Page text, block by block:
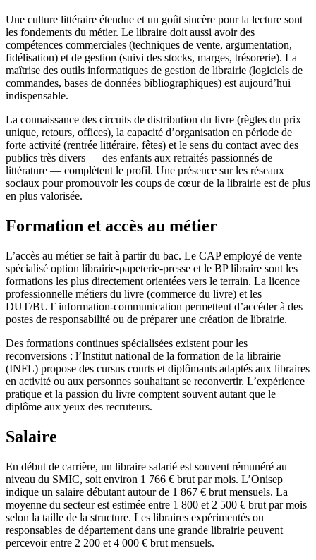
Une culture littéraire étendue et un goût sincère pour la lecture sont
les fondements du métier. Le libraire doit aussi avoir des
compétences commerciales (techniques de vente, argumentation,
fidélisation) et de gestion (suivi des stocks, marges, trésorerie). La
maîtrise des outils informatiques de gestion de librairie (logiciels de
commandes, bases de données bibliographiques) est aujourd’hui
indispensable.
La connaissance des circuits de distribution du livre (règles du prix
unique, retours, offices), la capacité d’organisation en période de
forte activité (rentrée littéraire, fêtes) et le sens du contact avec des
publics très divers — des enfants aux retraités passionnés de
littérature — complètent le profil. Une présence sur les réseaux
sociaux pour promouvoir les coups de cœur de la librairie est de plus
en plus valorisée.
Formation et accès au métier
L’accès au métier se fait à partir du bac. Le CAP employé de vente
spécialisé option librairie-papeterie-presse et le BP libraire sont les
formations les plus directement orientées vers le terrain. La licence
professionnelle métiers du livre (commerce du livre) et les
DUT/BUT information-communication permettent d’accéder à des
postes de responsabilité ou de préparer une création de librairie.
Des formations continues spécialisées existent pour les
reconversions : l’Institut national de la formation de la librairie
(INFL) propose des cursus courts et diplômants adaptés aux libraires
en activité ou aux personnes souhaitant se reconvertir. L’expérience
pratique et la passion du livre comptent souvent autant que le
diplôme aux yeux des recruteurs.
Salaire
En début de carrière, un libraire salarié est souvent rémunéré au
niveau du SMIC, soit environ 1 766 € brut par mois. L’Onisep
indique un salaire débutant autour de 1 867 € brut mensuels. La
moyenne du secteur est estimée entre 1 800 et 2 500 € brut par mois
selon la taille de la structure. Les libraires expérimentés ou
responsables de département dans une grande librairie peuvent
percevoir entre 2 200 et 4 000 € brut mensuels.